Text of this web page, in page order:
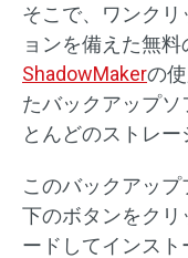
そこで、ワンク
ョンを備えた無
ShadowMakerの
たバックアップソ
とんどのストレー
このバックアッ
下のボタンをクリ
ードしてインス